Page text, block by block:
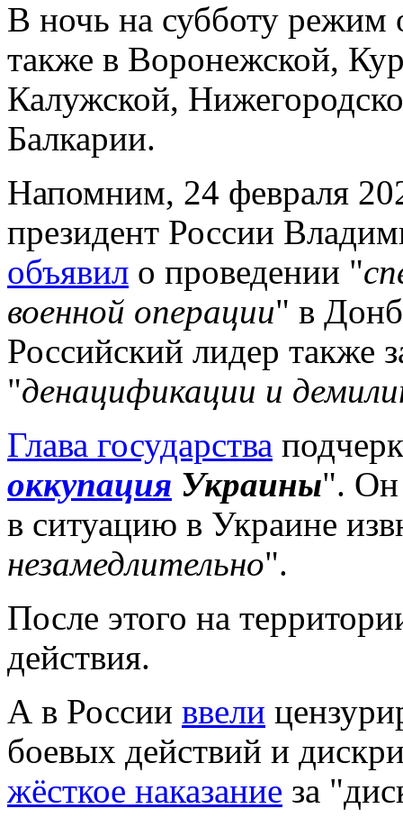
В ночь на субботу режим
также в Воронежской,
Калужской,
Балкарии.
Напомним, 24 февраля
президент России
объявил о проведении "
военной операции" в
Российский лидер также
"денацификации и
Глава государства
оккупация Украины". Он
в ситуацию в Украине
незамедлительно".
После этого на
действия.
А в России ввели
боевых действий и
жёсткое наказание за